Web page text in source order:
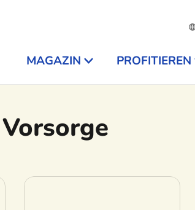
MAGAZIN PROFITIEREN